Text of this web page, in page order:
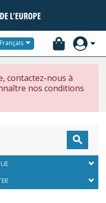
Français
contactez-nous à
nos conditions
